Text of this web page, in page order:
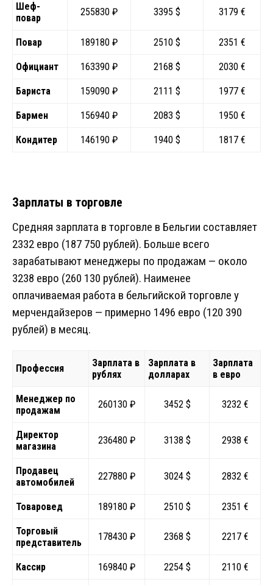
Шеф-
повар
255830 ₽ 3395 $ 3179 €
Повар 189180 ₽ 2510 $ 2351 €
Официант 163390 ₽ 2168 $ 2030 €
Бариста 159090 ₽ 2111 $ 1977 €
Бармен 156940 ₽ 2083 $ 1950 €
Кондитер 146190 ₽ 1940 $ 1817 €
Зарплаты в торговле
Средняя зарплата в торговле в Бельгии составляет
2332 евро (187 750 рублей). Больше всего
зарабатывают менеджеры по продажам — около
3238 евро (260 130 рублей). Наименее
оплачиваемая работа в бельгийской торговле у
мерчендайзеров — примерно 1496 евро (120 390
рублей) в месяц.
Профессия
Зарплата в
рублях
Зарплата в
долларах
Зарплата
в евро
Менеджер по
продажам
260130 ₽ 3452 $ 3232 €
Директор
магазина
236480 ₽ 3138 $ 2938 €
Продавец
автомобилей
227880 ₽ 3024 $ 2832 €
Товаровед 189180 ₽ 2510 $ 2351 €
Торговый
представитель
178430 ₽ 2368 $ 2217 €
Кассир 169840 ₽ 2254 $ 2110 €